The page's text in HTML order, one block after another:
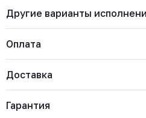
Бренд
Артикул
Тип арматуры
Ширина (мм)
Высота (мм)
Длина (мм)
Максимальное рабочее
давление (бар)
Другие варианты
НаличиеЦена с НДС
Оплата
Важно: Отгрузка товара
оплаты и зачисления
ООО «Комплект Сервис».
Доставка
Гарантия